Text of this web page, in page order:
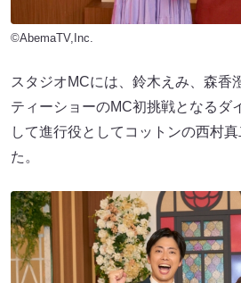
©AbemaTV,Inc.
スタジオMCには、鈴木えみ、森香
ティーショーのMC初挑戦となるダ
して進行役としてコットンの西村
た。